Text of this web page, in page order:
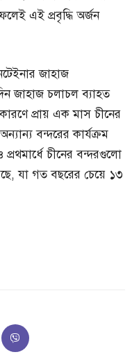
এই প্রবৃদ্ধি অর্জন
জাহাজ
জাহাজ চলাচল ব্যাহত
প্রায় এক মাস চীনের
বন্দরের কার্যক্রম
প্রথমার্ধে চীনের বন্দরগুলো
যা গত বছরের চেয়ে ১৩